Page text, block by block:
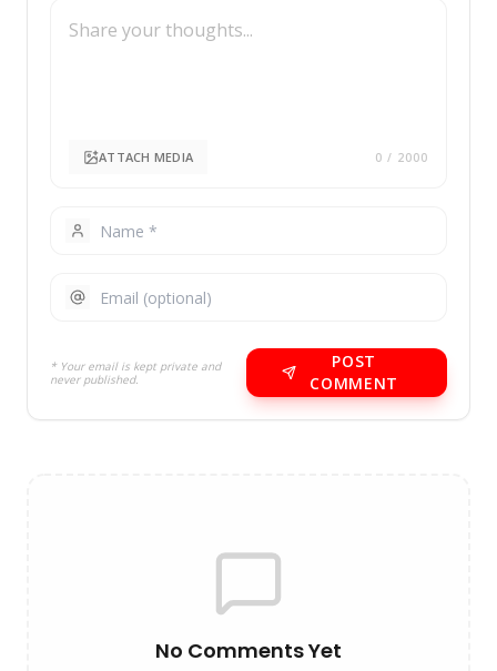
ATTACH MEDIA 0 / 2000
* Your email is kept private and
never published.
POST
COMMENT
No Comments Yet